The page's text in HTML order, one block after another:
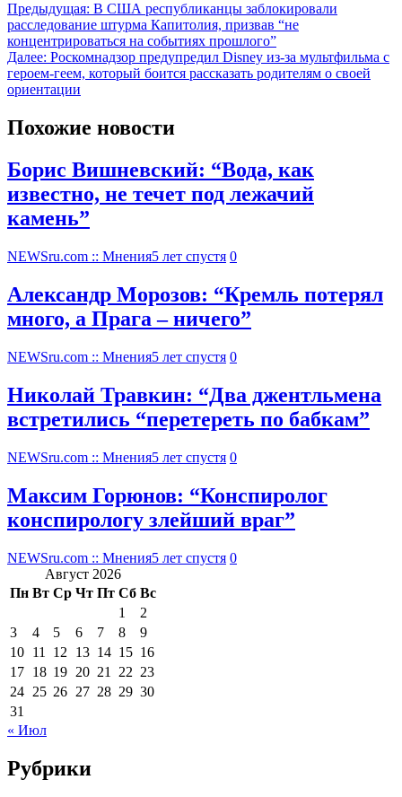
Предыдущая: В США республиканцы заблокировали
расследование штурма Капитолия, призвав “не
концентрироваться на событиях прошлого”
Далее: Роскомнадзор предупредил Disney из-за мультфильма c
героем-геем, который боится рассказать родителям о своей
ориентации
Похожие новости
Борис Вишневский: “Вода, как
известно, не течет под лежачий
камень”
NEWSru.com :: Мнения5 лет спустя 0
Александр Морозов: “Кремль потерял
много, а Прага – ничего”
NEWSru.com :: Мнения5 лет спустя 0
Николай Травкин: “Два джентльмена
встретились “перетереть по бабкам”
NEWSru.com :: Мнения5 лет спустя 0
Максим Горюнов: “Конспиролог
конспирологу злейший враг”
NEWSru.com :: Мнения5 лет спустя 0
Август 2026
Пн Вт Ср Чт Пт Сб Вс
1
2
3
4 5 6 7 8
9
10 11 12 13 14 15 16
17 18 19 20 21 22 23
24 25 26 27 28 29 30
31
« Июл
Рубрики